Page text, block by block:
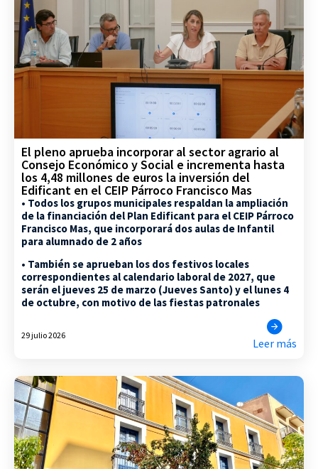
El pleno aprueba incorporar al sector agrario al
Consejo Económico y Social e incrementa hasta
los 4,48 millones de euros la inversión del
Edificant en el CEIP Párroco Francisco Mas
• Todos los grupos municipales respaldan la ampliación
de la financiación del Plan Edificant para el CEIP Párroco
Francisco Mas, que incorporará dos aulas de Infantil
para alumnado de 2 años
• También se aprueban los dos festivos locales
correspondientes al calendario laboral de 2027, que
serán el jueves 25 de marzo (Jueves Santo) y el lunes 4
de octubre, con motivo de las fiestas patronales
29 julio 2026
Leer más